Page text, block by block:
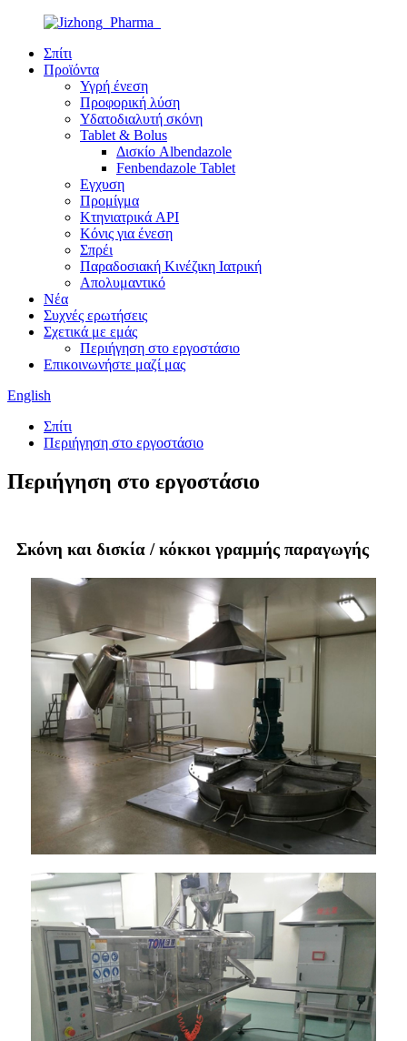
Σπίτι
Προϊόντα
Υγρή ένεση
Προφορική λύση
Υδατοδιαλυτή σκόνη
Tablet & Bolus
Δισκίο Albendazole
Fenbendazole Tablet
Εγχυση
Προμίγμα
Κτηνιατρικά API
Κόνις για ένεση
Σπρέι
Παραδοσιακή Κινέζικη Ιατρική
Απολυμαντικό
Νέα
Συχνές ερωτήσεις
Σχετικά με εμάς
Περιήγηση στο εργοστάσιο
Επικοινωνήστε μαζί μας
English
Σπίτι
Περιήγηση στο εργοστάσιο
Περιήγηση στο εργοστάσιο
Σκόνη και δισκία / κόκκοι γραμμής παραγωγής